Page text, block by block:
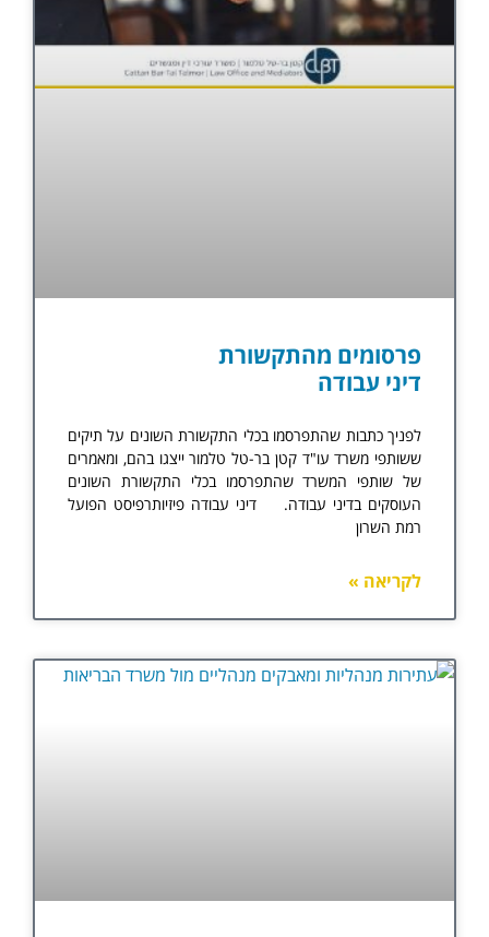
פרסומים מהתקשורת
דיני עבודה​
לפניך כתבות שהתפרסמו בכלי התקשורת השונים על תיקים
ששותפי משרד עו"ד קטן בר-טל טלמור ייצגו בהם, ומאמרים
של שותפי המשרד שהתפרסמו בכלי התקשורת השונים
העוסקים בדיני עבודה. דיני עבודה פיזיותרפיסט הפועל
רמת השרון
לקריאה »